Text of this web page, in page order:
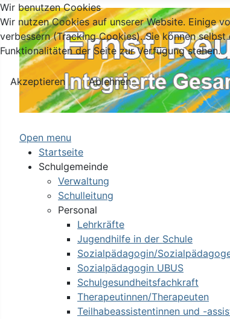
Open menu
Startseite
Schulgemeinde
Verwaltung
Schulleitung
Personal
Lehrkräfte
Jugendhilfe in der Schule
Sozialpädagogin/
Sozialpädagogin UBUS
Schulgesundheitsfachkraft
Therapeutinnen/Therapeuten
Teilhabeassistentinnen und -
Wir benutzen Cookies
Wir nutzen Cookies auf unserer Website. Einige
verbessern (Tracking Cookies). Sie können
Funktionalitäten der Seite zur Verfügung stehen.
Akzeptieren
Ablehnen